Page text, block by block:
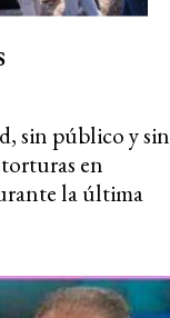
sin público y sin
en
la última